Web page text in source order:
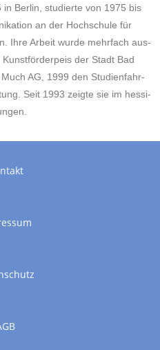
Berlin, stu­dier­te von 1975 bis
kation an der Hoch­schu­le für
Ihre Arbeit wurde mehr­fach aus­
der Stadt Bad
AG, 1999 den Stu­di­en­fahr­
Seit 1993 zeigte sie im hes­si­